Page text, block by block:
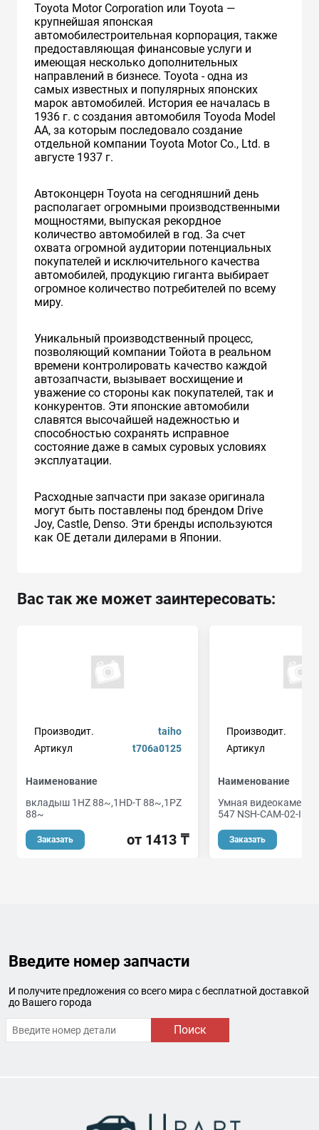
Toyota Motor Corporation или Toyota —
крупнейшая японская
автомобилестроительная корпорация, также
предоставляющая финансовые услуги и
имеющая несколько дополнительных
направлений в бизнесе. Toyota - одна из
самых известных и популярных японских
марок автомобилей. История ее началась в
1936 г. с создания автомобиля Toyoda Model
AA, за которым последовало создание
отдельной компании Toyota Motor Co., Ltd. в
августе 1937 г.
Автоконцерн Toyota на сегодняшний день
располагает огромными производственными
мощностями, выпуская рекордное
количество автомобилей в год. За счет
охвата огромной аудитории потенциальных
покупателей и исключительного качества
автомобилей, продукцию гиганта выбирает
огромное количество потребителей по всему
миру.
Уникальный производственный процесс,
позволяющий компании Тойота в реальном
времени контролировать качество каждой
автозапчасти, вызывает восхищение и
уважение со стороны как покупателей, так и
конкурентов. Эти японские автомобили
славятся высочайшей надежностью и
способностью сохранять исправное
состояние даже в самых суровых условиях
эксплуатации.
Расходные запчасти при заказе оригинала
могут быть поставлены под брендом Drive
Joy, Castle, Denso. Эти бренды используются
как ОЕ детали дилерами в Японии.
Вас так же может заинтересовать:
Производит.
taiho
Артикул
t706a0125
Наименование
вкладыш 1HZ 88~,1HD-T 88~,1PZ
88~
Заказать от 1413 ₸
Производит.
Артикул
Наименование
Умная видеокамера
547 NSH-CAM-02-
Заказать
Введите номер запчасти
И получите предложения со всего мира с бесплатной доставкой
до Вашего города
Поиск